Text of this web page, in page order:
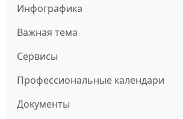
Инфографика
Важная тема
Сервисы
Профессиональные календари
Документы